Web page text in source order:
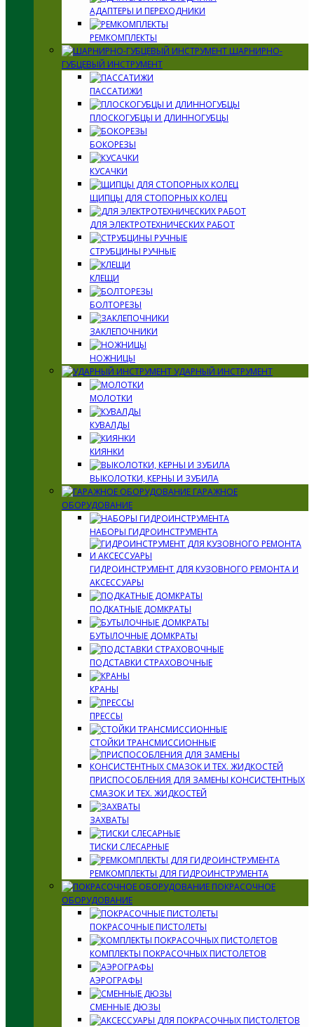
АДАПТЕРЫ И ПЕРЕХОДНИКИ
РЕМКОМПЛЕКТЫ
ШАРНИРНО-
ГУБЦЕВЫЙ ИНСТРУМЕНТ
ПАССАТИЖИ
ПЛОСКОГУБЦЫ И ДЛИННОГУБЦЫ
БОКОРЕЗЫ
КУСАЧКИ
ЩИПЦЫ ДЛЯ СТОПОРНЫХ КОЛЕЦ
ДЛЯ ЭЛЕКТРОТЕХНИЧЕСКИХ РАБОТ
СТРУБЦИНЫ РУЧНЫЕ
КЛЕЩИ
БОЛТОРЕЗЫ
ЗАКЛЕПОЧНИКИ
НОЖНИЦЫ
УДАРНЫЙ ИНСТРУМЕНТ
МОЛОТКИ
КУВАЛДЫ
КИЯНКИ
ВЫКОЛОТКИ, КЕРНЫ И ЗУБИЛА
ГАРАЖНОЕ
ОБОРУДОВАНИЕ
НАБОРЫ ГИДРОИНСТРУМЕНТА
ГИДРОИНСТРУМЕНТ ДЛЯ КУЗОВНОГО РЕМОНТА И
АКСЕССУАРЫ
ПОДКАТНЫЕ ДОМКРАТЫ
БУТЫЛОЧНЫЕ ДОМКРАТЫ
ПОДСТАВКИ СТРАХОВОЧНЫЕ
КРАНЫ
ПРЕССЫ
СТОЙКИ ТРАНСМИССИОННЫЕ
ПРИСПОСОБЛЕНИЯ ДЛЯ ЗАМЕНЫ КОНСИСТЕНТНЫХ
СМАЗОК И ТЕХ. ЖИДКОСТЕЙ
ЗАХВАТЫ
ТИСКИ СЛЕСАРНЫЕ
РЕМКОМПЛЕКТЫ ДЛЯ ГИДРОИНСТРУМЕНТА
ПОКРАСОЧНОЕ
ОБОРУДОВАНИЕ
ПОКРАСОЧНЫЕ ПИСТОЛЕТЫ
КОМПЛЕКТЫ ПОКРАСОЧНЫХ ПИСТОЛЕТОВ
АЭРОГРАФЫ
СМЕННЫЕ ДЮЗЫ